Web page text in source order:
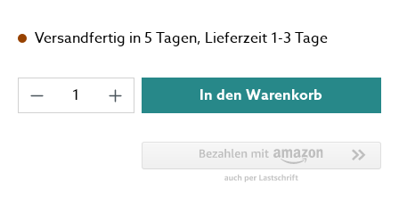
Versandfertig in 5 Tagen, Lieferzeit 1-3 Tage
Produkt Anzahl: Gib den gewünschten
In den Warenkorb